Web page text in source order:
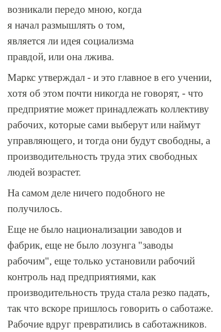
возникали передо мною, когда
я начал размышлять о том,
является ли идея социализма
правдой, или она лжива.
Маркс утверждал - и это главное в его учении,
хотя об этом почти никогда не говорят, - что
предприятие может принадлежать коллективу
рабочих, которые сами выберут или наймут
управляющего, и тогда они будут свободны, а
производительность труда этих свободных
людей возрастет.
На самом деле ничего подобного не
получилось.
Еще не было национализации заводов и
фабрик, еще не было лозунга "заводы
рабочим", еще только установили рабочий
контроль над предприятиями, как
производительность труда стала резко падать,
так что вскоре пришлось говорить о саботаже.
Рабочие вдруг превратились в саботажников.